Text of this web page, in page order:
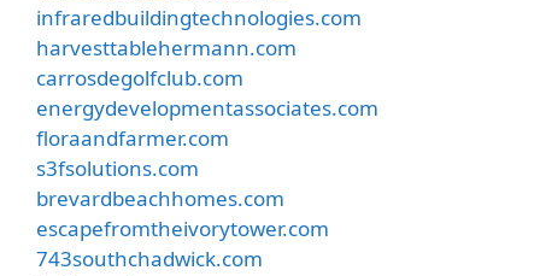
infraredbuildingtechnologies.com
harvesttablehermann.com
carrosdegolfclub.com
energydevelopmentassociates.com
floraandfarmer.com
s3fsolutions.com
brevardbeachhomes.com
escapefromtheivorytower.com
743southchadwick.com